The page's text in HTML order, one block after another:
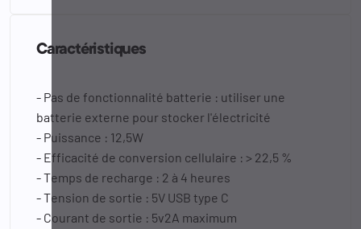
Caractéristiques
- Pas de fonctionnalité batterie : utiliser une
batterie externe pour stocker l'électricité
- Puissance : 12,5W
- Efficacité de conversion cellulaire : > 22,5 %
- Temps de recharge : 2 à 4 heures
- Tension de sortie : 5V USB type C
- Courant de sortie : 5v2A maximum